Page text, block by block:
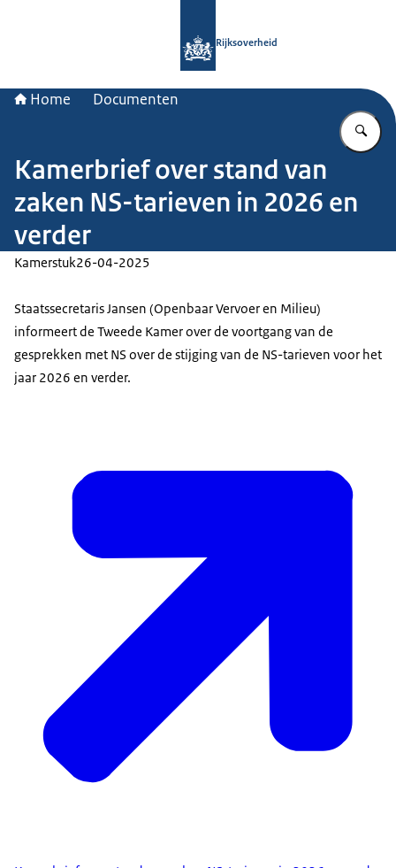
Rijksoverheid
Home Documenten
Kamerbrief over stand van
zaken NS-tarieven in 2026 en
verder
Kamerstuk26-04-2025
Staatssecretaris Jansen (Openbaar Vervoer en Milieu)
informeert de Tweede Kamer over de voortgang van de
gesprekken met NS over de stijging van de NS-tarieven voor het
jaar 2026 en verder.